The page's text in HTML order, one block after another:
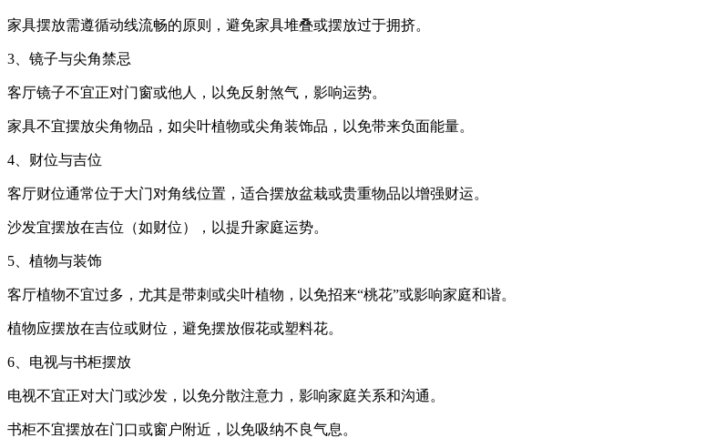
家具摆放需遵循动线流畅的原则，避免家具堆叠或摆放过于拥挤。
3、镜子与尖角禁忌
客厅镜子不宜正对门窗或他人，以免反射煞气，影响运势。
家具不宜摆放尖角物品，如尖叶植物或尖角装饰品，以免带来负面能量。
4、财位与吉位
客厅财位通常位于大门对角线位置，适合摆放盆栽或贵重物品以增强财运。
沙发宜摆放在吉位（如财位），以提升家庭运势。
5、植物与装饰
客厅植物不宜过多，尤其是带刺或尖叶植物，以免招来“桃花”或影响家庭和谐。
植物应摆放在吉位或财位，避免摆放假花或塑料花。
6、电视与书柜摆放
电视不宜正对大门或沙发，以免分散注意力，影响家庭关系和沟通。
书柜不宜摆放在门口或窗户附近，以免吸纳不良气息。